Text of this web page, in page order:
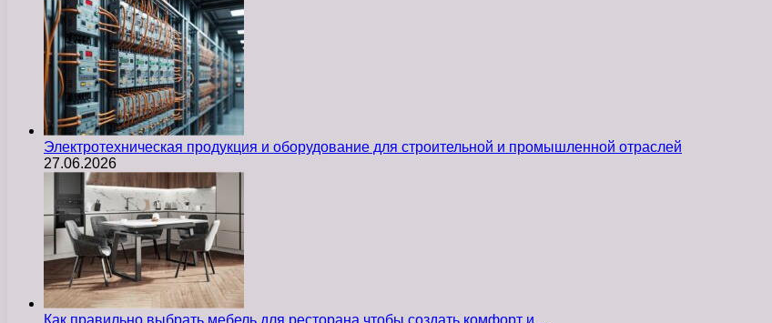
Электротехническая продукция и оборудование для строительной и промышленной отраслей
27.06.2026
Как правильно выбрать мебель для ресторана чтобы создать комфорт и…